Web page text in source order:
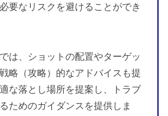
要なリスクを避けることができ
は、ショットの配置やターゲッ
略（攻略）的なアドバイスも提
な落とし場所を提案し、トラブ
ためのガイダンスを提供しま